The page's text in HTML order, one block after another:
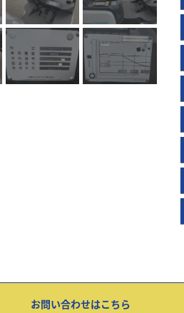
お問い合わせはこちら